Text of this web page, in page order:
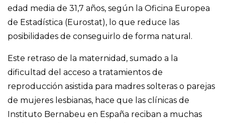
edad media de 31,7 años, según la Oficina Europea
de Estadística (Eurostat), lo que reduce las
posibilidades de conseguirlo de forma natural.
Este retraso de la maternidad, sumado a la
dificultad del acceso a tratamientos de
reproducción asistida para madres solteras o parejas
de mujeres lesbianas, hace que las clínicas de
Instituto Bernabeu en España reciban a muchas